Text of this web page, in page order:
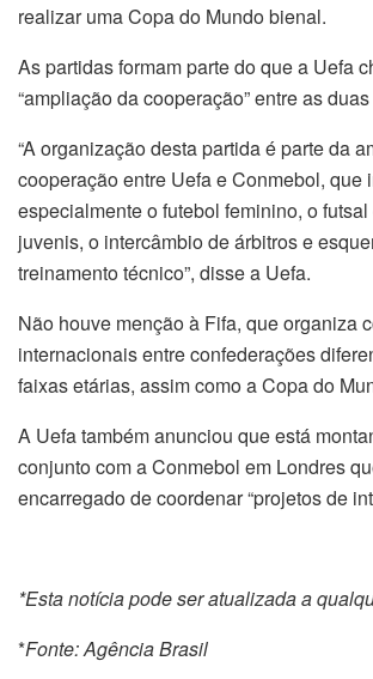
realizar uma Copa do Mundo bienal.
As partidas formam parte do que a Uefa
“ampliação da cooperação” entre as
“A organização desta partida é parte da
cooperação entre Uefa e Conmebol, que
especialmente o futebol feminino, o
juvenis, o intercâmbio de árbitros e
treinamento técnico”, disse a Uefa.
Não houve menção à Fifa, que organiza
internacionais entre confederações
faixas etárias, assim como a Copa do
A Uefa também anunciou que está
conjunto com a Conmebol em Londres
encarregado de coordenar “projetos de
*Esta notícia pode ser atualizada a
*Fonte: Agência Brasil